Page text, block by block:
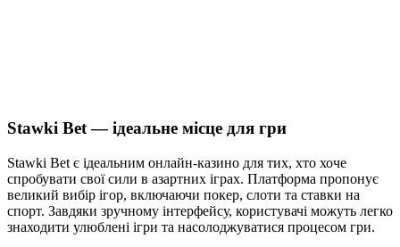
Stawki Bet — ідеальне місце для гри
Stawki Bet є ідеальним онлайн-казино для тих, хто хоче
спробувати свої сили в азартних іграх. Платформа пропонує
великий вибір ігор, включаючи покер, слоти та ставки на
спорт. Завдяки зручному інтерфейсу, користувачі можуть легко
знаходити улюблені ігри та насолоджуватися процесом гри.